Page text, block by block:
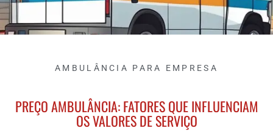
AMBULÂNCIA PARA EMPRESA
PREÇO AMBULÂNCIA: FATORES QUE INFLUENCIAM
OS VALORES DE SERVIÇO